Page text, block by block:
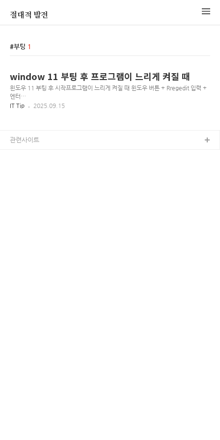
절대적 발전
부팅 1
window 11 부팅 후 프로그램이 느리게 켜질 때
윈도우 11 부팅 후 시작프로그램이 느리게 켜질 때 윈도우 버튼 + Rregedit 입력 +
엔터
[HKEY_CURRENT_USER\Software\Microsoft\Windows\CurrentVersi
IT Tip 2025.09.15
관련사이트